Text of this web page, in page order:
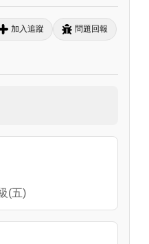
加入追蹤 問題回報
(五)